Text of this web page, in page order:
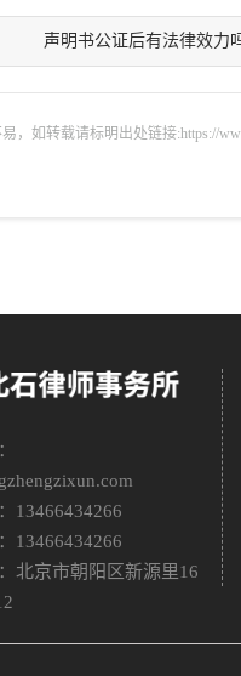
声明书公证后有法律效力
，如转载请标明出处链接:https://
13466434266
13466434266
北京市朝阳区新源里16